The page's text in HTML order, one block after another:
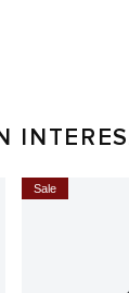
Sale